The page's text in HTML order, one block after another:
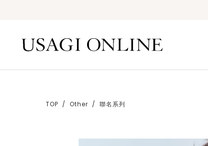
TOP Other 聯名系列